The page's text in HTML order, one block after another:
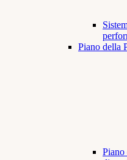
Piano della
Piano